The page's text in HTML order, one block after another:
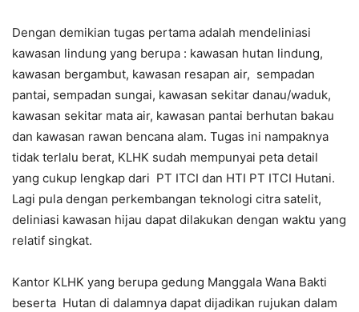
Dengan demikian tugas pertama adalah mendeliniasi
kawasan lindung yang berupa : kawasan hutan lindung,
kawasan bergambut, kawasan resapan air, sempadan
pantai, sempadan sungai, kawasan sekitar danau/waduk,
kawasan sekitar mata air, kawasan pantai berhutan bakau
dan kawasan rawan bencana alam. Tugas ini nampaknya
tidak terlalu berat, KLHK sudah mempunyai peta detail
yang cukup lengkap dari PT ITCI dan HTI PT ITCI Hutani.
Lagi pula dengan perkembangan teknologi citra satelit,
deliniasi kawasan hijau dapat dilakukan dengan waktu yang
relatif singkat.
Kantor KLHK yang berupa gedung Manggala Wana Bakti
beserta Hutan di dalamnya dapat dijadikan rujukan dalam